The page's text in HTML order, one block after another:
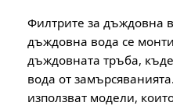
Филтрите за дъждовна
дъждовна вода се
дъждовната тръба,
вода от
използват модели,